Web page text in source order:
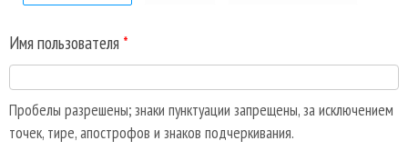
Имя пользователя *
Пробелы разрешены; знаки пунктуации запрещены, за исключением
точек, тире, апострофов и знаков подчеркивания.